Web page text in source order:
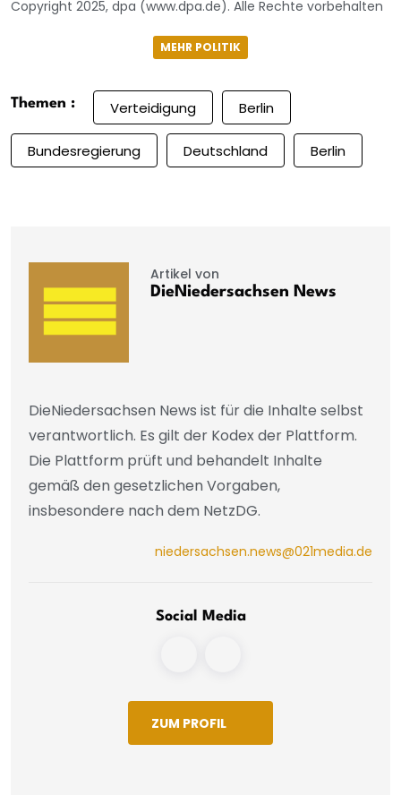
Copyright 2025, dpa (www.dpa.de). Alle Rechte vorbehalten
MEHR POLITIK
Themen : Verteidigung Berlin
Bundesregierung Deutschland Berlin
Artikel von
DieNiedersachsen News
DieNiedersachsen News ist für die Inhalte selbst
verantwortlich. Es gilt der Kodex der Plattform.
Die Plattform prüft und behandelt Inhalte
gemäß den gesetzlichen Vorgaben,
insbesondere nach dem NetzDG.
niedersachsen.news@021media.de
Social Media
ZUM PROFIL